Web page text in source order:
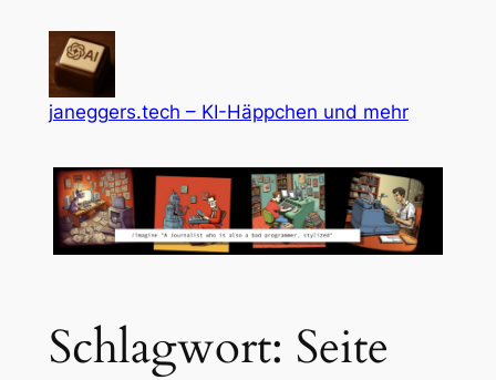
springen
janeggers.tech – KI-Häppchen und mehr
Schlagwort: Seite